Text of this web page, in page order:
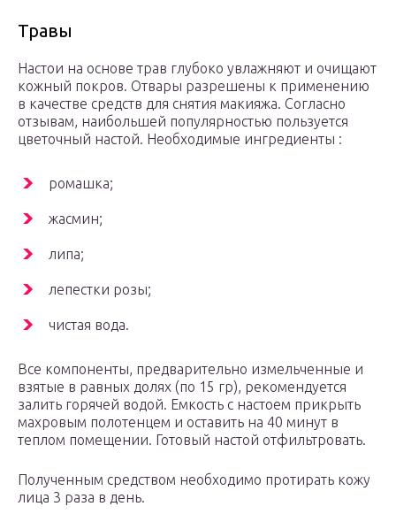
Травы
Настои на основе трав глубоко увлажняют и очищают
кожный покров. Отвары разрешены к применению
в качестве средств для снятия макияжа. Согласно
отзывам, наибольшей популярностью пользуется
цветочный настой. Необходимые ингредиенты :
ромашка;
жасмин;
липа;
лепестки розы;
чистая вода.
Все компоненты, предварительно измельченные и
взятые в равных долях (по 15 гр), рекомендуется
залить горячей водой. Емкость с настоем прикрыть
махровым полотенцем и оставить на 40 минут в
теплом помещении. Готовый настой отфильтровать.
Полученным средством необходимо протирать кожу
лица 3 раза в день.